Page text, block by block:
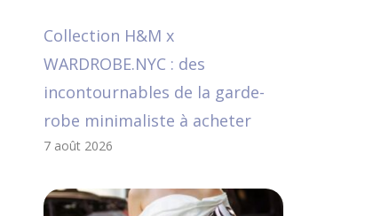
Collection H&M x
WARDROBE.NYC : des
incontournables de la garde-
robe minimaliste à acheter
7 août 2026